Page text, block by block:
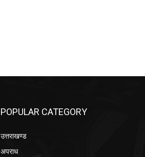
POPULAR CATEGORY
उत्तराखण्ड
अपराध